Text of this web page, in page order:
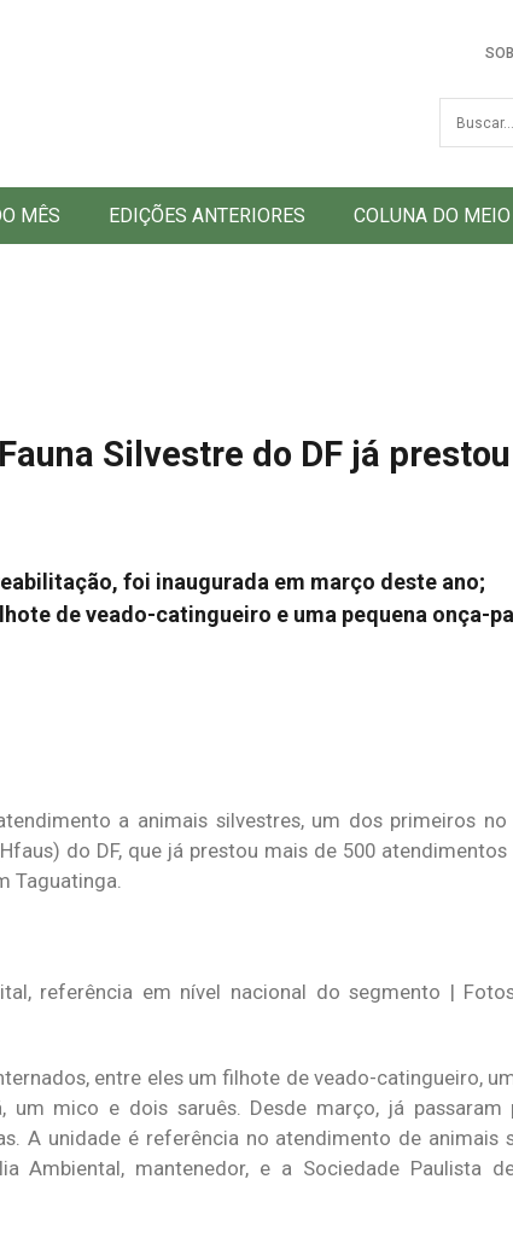
Busca
MÊS EDIÇÕES ANTERIORES COLUNA DO MEIO
Silvestre do DF já
foi inaugurada em março deste ano;
de veado-catingueiro e uma pequena onça-
a animais silvestres, um dos primeiros no
do DF, que já prestou mais de 500
Taguatinga.
referência em nível nacional do segmento |
entre eles um filhote de veado-catingueiro,
um mico e dois saruês. Desde março, já passaram
A unidade é referência no atendimento de animais
Ambiental, mantenedor, e a Sociedade Paulista